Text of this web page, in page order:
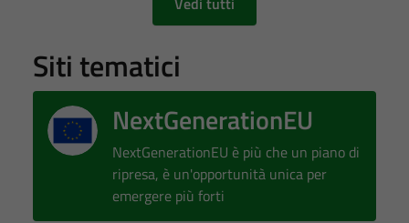
Siti tematici
NextGenerationEU
NextGenerationEU è più che un piano di
ripresa, è un'opportunità unica per
emergere più forti